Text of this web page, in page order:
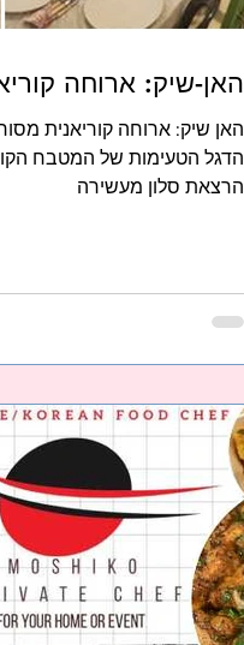
האן-שיק: ארוחה
האן שיק: ארוחה קוריאנית
הדגל הטעימות של המטבח
הרצאת סלון מעשירה